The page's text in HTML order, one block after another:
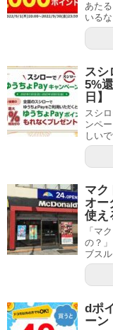
あた
いる
スシ
5%
日】
スシ
ンペ
しい
マク
オー
使え
「マ
の？
ブス
dポ
ーン